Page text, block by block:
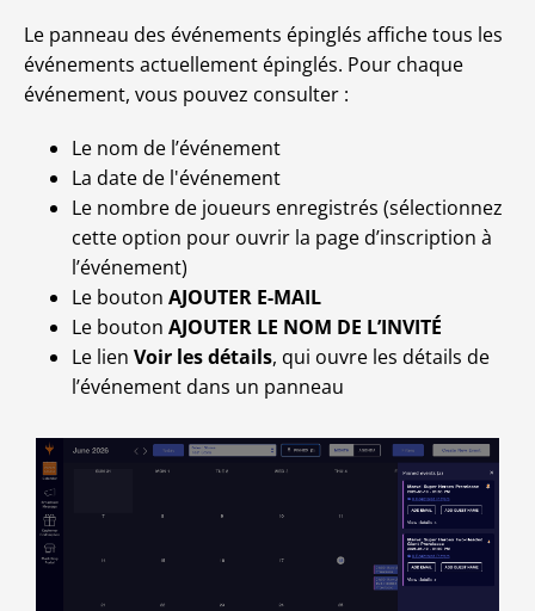
Le panneau des événements épinglés affiche tous les
événements actuellement épinglés. Pour chaque
événement, vous pouvez consulter :
Le nom de l’événement
La date de l'événement
Le nombre de joueurs enregistrés (sélectionnez
cette option pour ouvrir la page d’inscription à
l’événement)
Le bouton AJOUTER E-MAIL
Le bouton AJOUTER LE NOM DE L’INVITÉ
Le lien Voir les détails, qui ouvre les détails de
l’événement dans un panneau